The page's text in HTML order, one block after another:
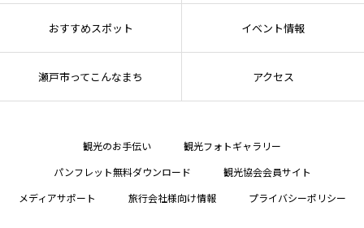
おすすめスポット イベント情報
瀬戸市ってこんなまち アクセス
観光のお手伝い
観光フォトギャラリー
パンフレット無料ダウンロード
観光協会会員サイト
メディアサポート
旅行会社様向け情報 プライバシーポリシー